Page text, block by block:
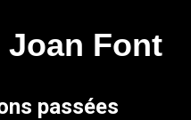
Joan Font
passées